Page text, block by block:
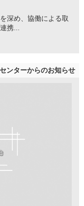
深め、協働による取
携...
センターからのお知らせ